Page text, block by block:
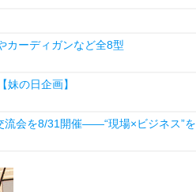
カーディガンなど全8型
の日企画】
流会を8/31開催――“現場×ビジネス”を